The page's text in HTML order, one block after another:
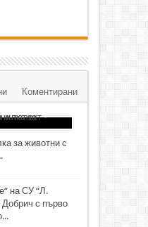
Коментирани
за животни с
на СУ “Л.
Добрич с първо